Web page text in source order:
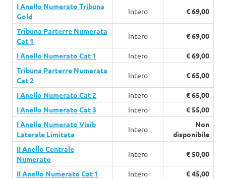
I Anello Numerato Tribuna
Gold
Intero € 69,00
Tribuna Parterre Numerata
Cat 1
Intero € 69,00
I Anello Numerato Cat 1 Intero
€ 69,00
Tribuna Parterre Numerata
Cat 2
Intero € 65,00
I Anello Numerato Cat 2 Intero
€ 65,00
I Anello Numerato Cat 3
Intero
€ 55,00
I Anello Numerato Visib
Laterale Limitata
Intero
Non
disponibile
II Anello Centrale
Numerato
Intero € 50,00
II Anello Numerato Cat 1 Intero
€ 45,00